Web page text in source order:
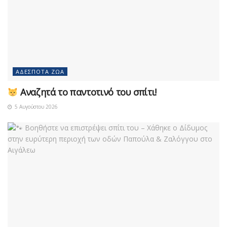
ΑΔΈΣΠΟΤΑ ΖΏΑ
Αναζητά το παντοτινό του σπίτι!
5 Αυγούστου 2026